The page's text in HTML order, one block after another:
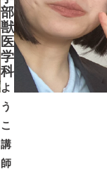
部
獣
医
学
科
よ
う
こ
講
師